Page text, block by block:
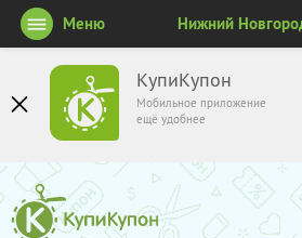
КупиКупон
Мобильное приложение
ещё удобнее
Меню Нижний